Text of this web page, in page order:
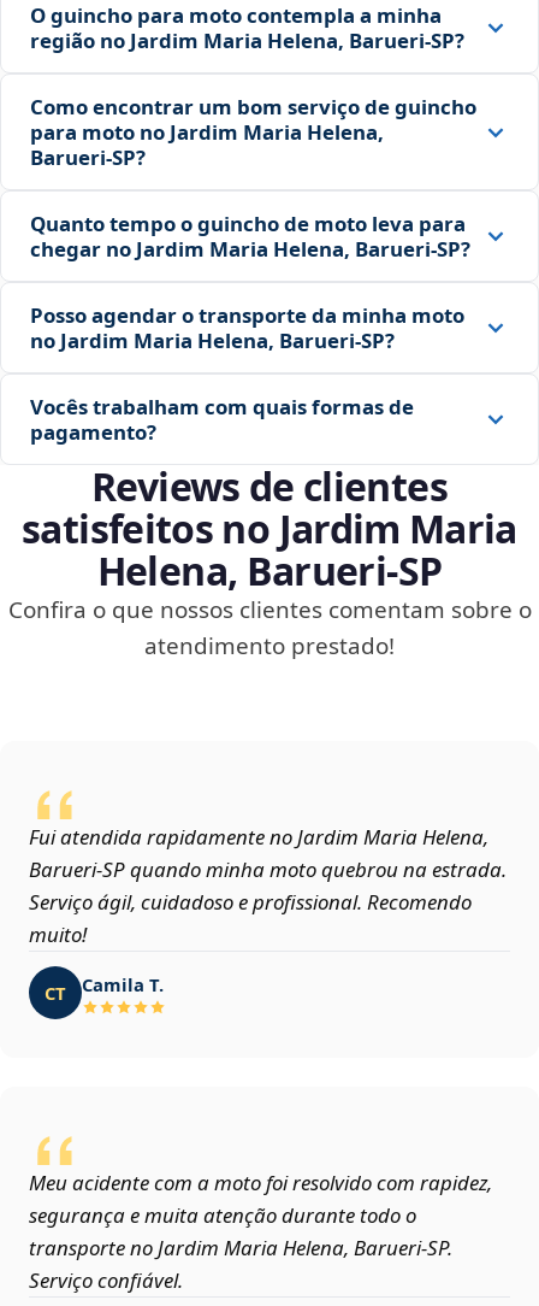
O guincho para moto contempla a minha
região no Jardim Maria Helena, Barueri‑SP?
Como encontrar um bom serviço de guincho
para moto no Jardim Maria Helena,
Barueri‑SP?
Quanto tempo o guincho de moto leva para
chegar no Jardim Maria Helena, Barueri‑SP?
Posso agendar o transporte da minha moto
no Jardim Maria Helena, Barueri‑SP?
Vocês trabalham com quais formas de
pagamento?
Reviews de clientes
satisfeitos no Jardim Maria
Helena, Barueri‑SP
Confira o que nossos clientes comentam sobre o
atendimento prestado!
Fui atendida rapidamente no Jardim Maria Helena,
Barueri‑SP quando minha moto quebrou na estrada.
Serviço ágil, cuidadoso e profissional. Recomendo
muito!
CT Camila T.
Meu acidente com a moto foi resolvido com rapidez,
segurança e muita atenção durante todo o
transporte no Jardim Maria Helena, Barueri‑SP.
Serviço confiável.